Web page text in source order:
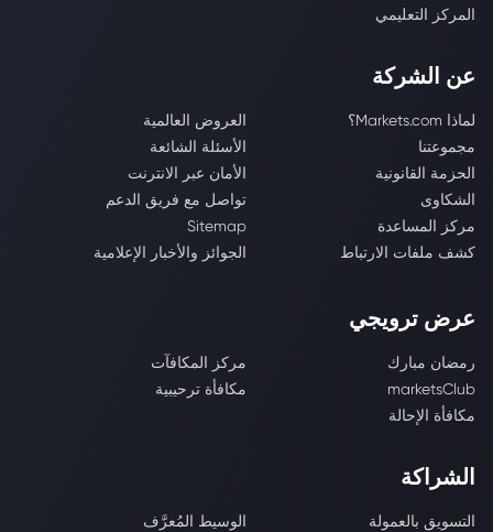
المركز التعليمي
عن الشركة
لماذا Markets.com؟
العروض العالمية
مجموعتنا
الأسئلة الشائعة
الحزمة القانونية
الأمان عبر الانترنت
الشكاوى
تواصل مع فريق الدعم
مركز المساعدة
Sitemap
كشف ملفات الارتباط
الجوائز والأخبار الإعلامية
عرض ترويجي
رمضان مبارك
مركز المكافآت
marketsClub
مكافأة ترحيبية
مكافأة الإحالة
الشراكة
التسويق بالعمولة الوسيط المُعرَّف